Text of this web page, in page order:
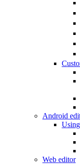
Android
Web editor